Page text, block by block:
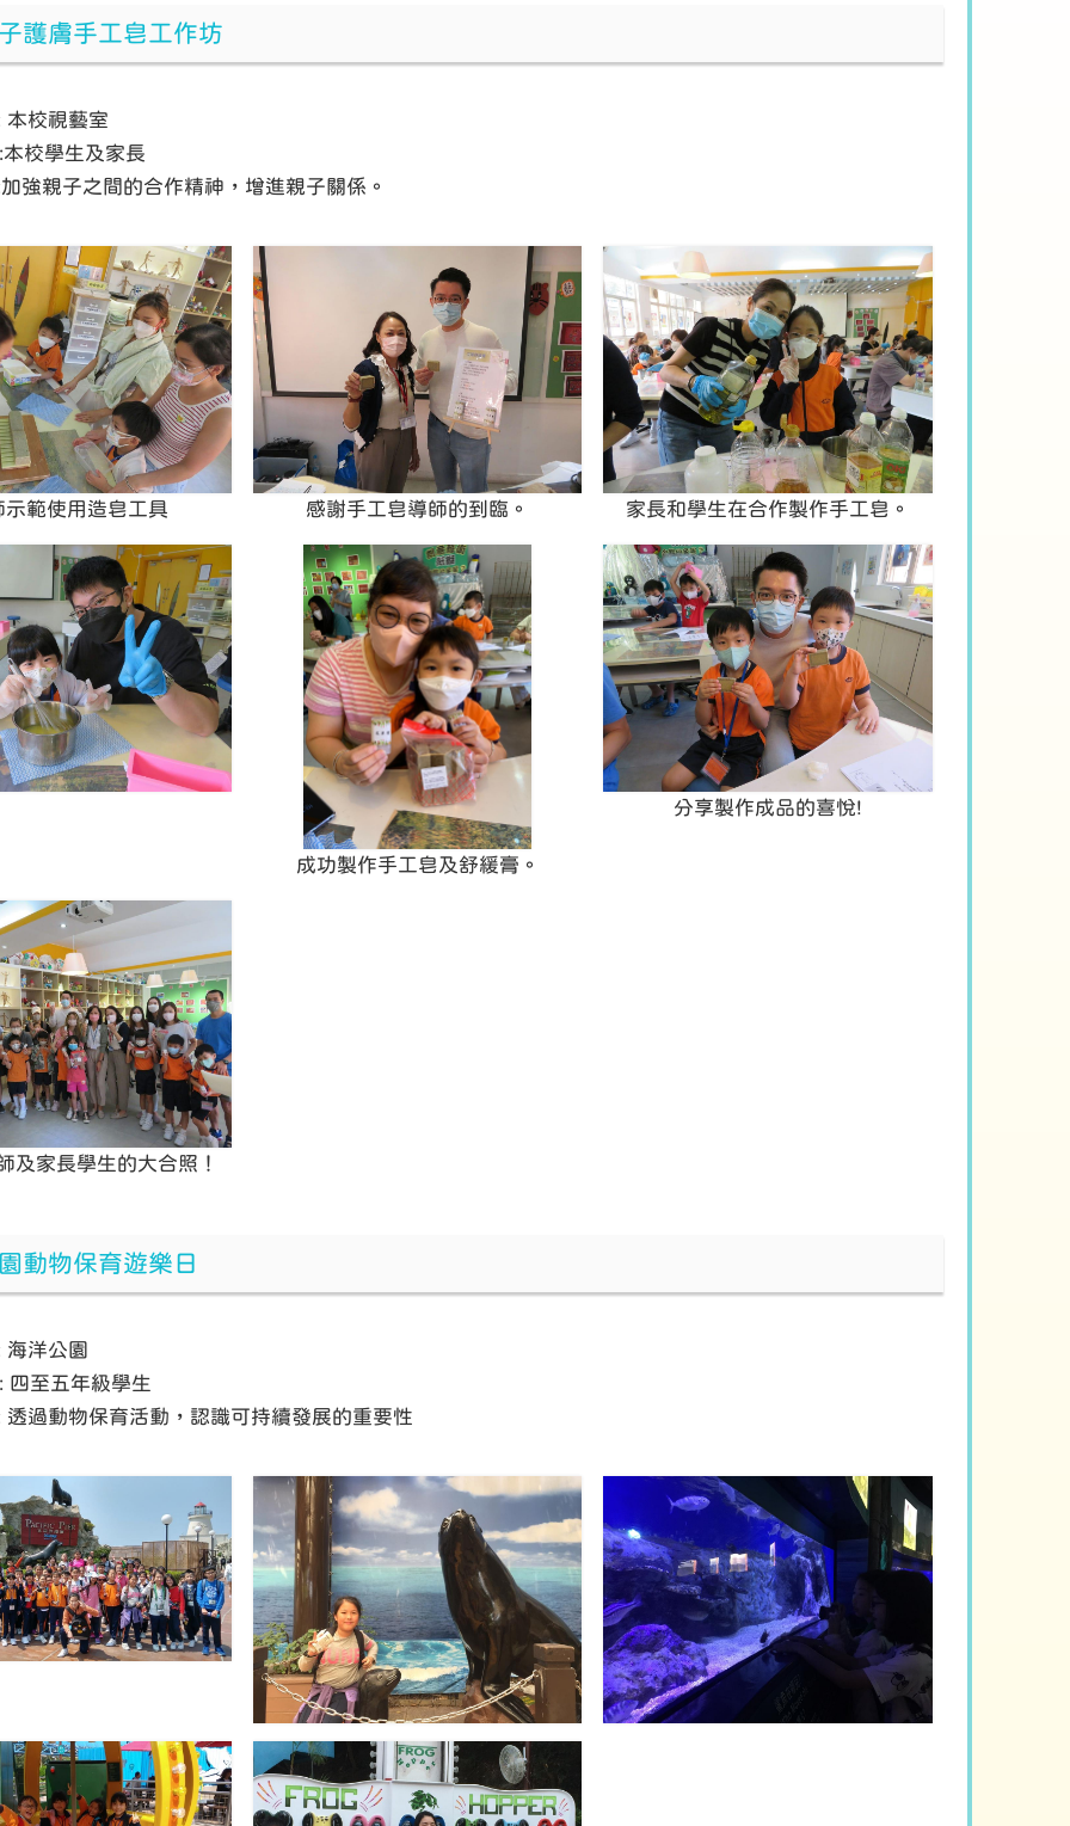
護膚手工皂工作坊
校視藝室
校學生及家長
親子之間的合作精神，增進親子關係。
示範使用造皂工具 感謝手工皂導師的到臨。 家長和學生在合作製作手工皂。
成功製作手工皂及舒緩膏。
分享製作成品的喜悅!
及家長學生的大合照！
動物保育遊樂日
洋公園
四至五年級學生
過動物保育活動，認識可持續發展的重要性